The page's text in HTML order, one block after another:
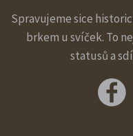
Spravujeme sice
brkem u svíček. To
statusů a